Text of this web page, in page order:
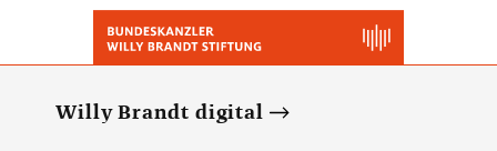
Willy Brandt digital